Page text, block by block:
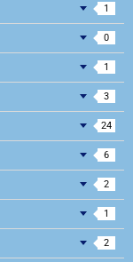
1
0
1
3
24
6
2
1
2